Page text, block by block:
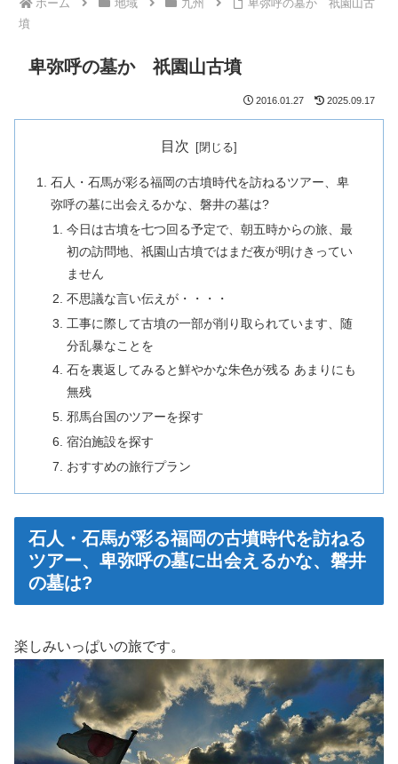
ホーム 地域 九州
卑弥呼の墓か 祇園山古
墳
卑弥呼の墓か 祇園山古墳
2016.01.27 2025.09.17
目次
石人・石馬が彩る福岡の古墳時代を訪ねるツアー、卑
弥呼の墓に出会えるかな、磐井の墓は?
今日は古墳を七つ回る予定で、朝五時からの旅、最
初の訪問地、祇園山古墳ではまだ夜が明けきってい
ません
不思議な言い伝えが・・・・
工事に際して古墳の一部が削り取られています、随
分乱暴なことを
石を裏返してみると鮮やかな朱色が残る あまりにも
無残
邪馬台国のツアーを探す
宿泊施設を探す
おすすめの旅行プラン
石人・石馬が彩る福岡の古墳時代を訪ねる
ツアー、卑弥呼の墓に出会えるかな、磐井
の墓は?
楽しみいっぱいの旅です。